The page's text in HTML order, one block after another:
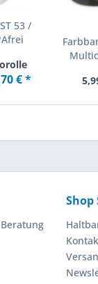
53 /
€ *
Shop